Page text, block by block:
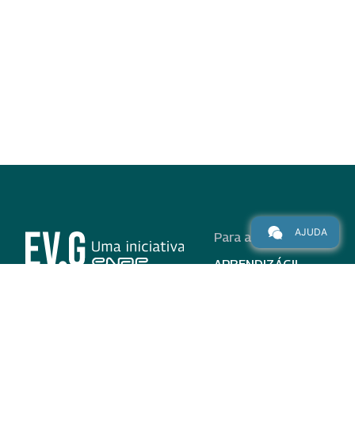
Para alunos
APRENDIZÁGIL
AJUDA